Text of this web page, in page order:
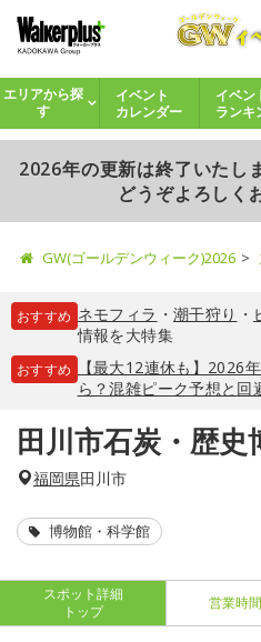
エリアから探
す
イベント
カレンダー
イベン
ランキ
2026年の更新は終了いたし
どうぞよろしく
GW(ゴールデンウィーク)2026
おすすめ ネモフィラ ・ 潮干狩り ・
情報を大特集
おすすめ
【最大12連休も】2026
ら？混雑ピーク予想と回
田川市石炭・歴史
福岡県田川市
博物館・科学館
スポット詳細
トップ
営業時